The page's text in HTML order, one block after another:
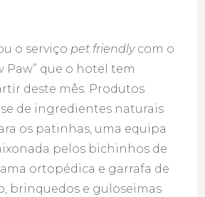
o serviço pet friendlycom o
Paw” que o hotel tem
deste mês. Produtos
de ingredientes naturais
os patinhas, uma equipa
pelos bichinhos de
ortopédica e garrafa de
brinquedos e guloseimas